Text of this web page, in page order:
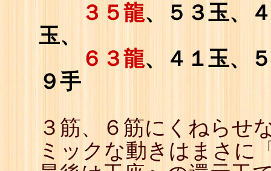
３５龍、５３玉、
玉、
６３龍、４１玉、
９手
３筋、６筋にくねらせ
ミックな動きはまさに